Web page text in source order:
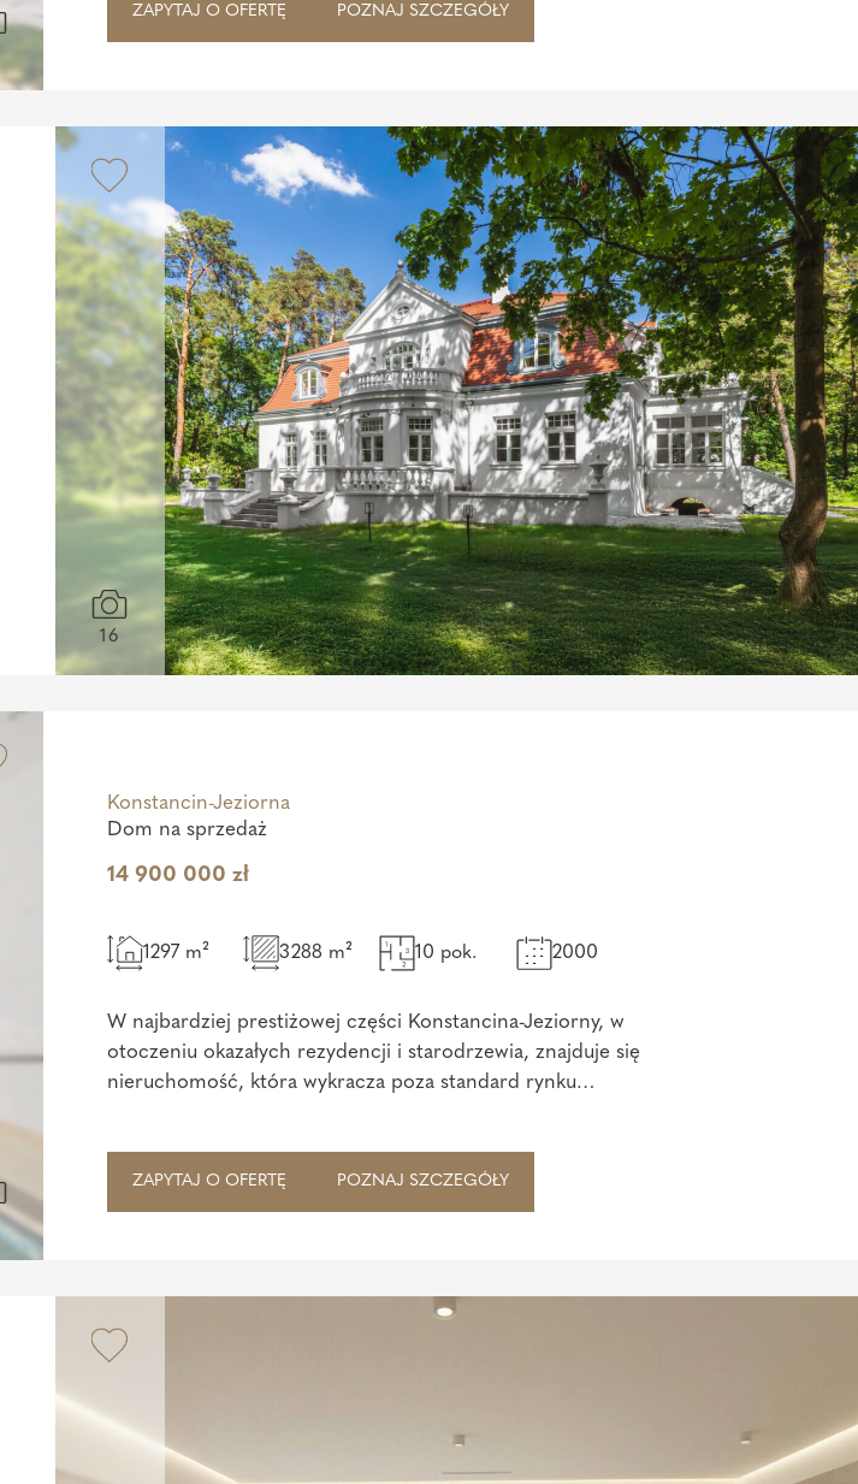
ZAPYTAJ O OFERTĘ POZNAJ SZCZEGÓŁY
16
Konstancin-Jeziorna
Dom na sprzedaż
14 900 000 zł
1297 m² 3288 m² 10 pok. 2000
W najbardziej prestiżowej części Konstancina-Jeziorny, w
otoczeniu okazałych rezydencji i starodrzewia, znajduje się
nieruchomość, która wykracza poza standard rynku
ZAPYTAJ O OFERTĘ POZNAJ SZCZEGÓŁY